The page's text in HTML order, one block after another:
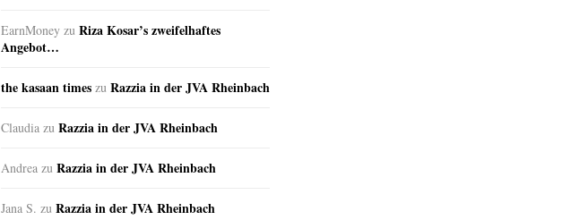
EarnMoney zu Riza Kosar’s zweifelhaftes
Angebot…
the kasaan times zu Razzia in der JVA Rheinbach
Claudia zu Razzia in der JVA Rheinbach
Andrea zu Razzia in der JVA Rheinbach
Jana S. zu Razzia in der JVA Rheinbach